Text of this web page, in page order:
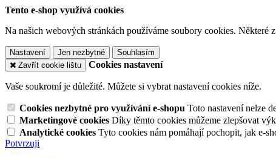
Tento e-shop využívá cookies
Na našich webových stránkách používáme soubory cookies. Některé
Nastavení Jen nezbytné
Souhlasím
Zavřít cookie lištu
Cookies nastavení
Vaše soukromí je důležité. Můžete si vybrat nastavení cookies níže.
Cookies nezbytné pro využívání e-shopu Toto nastavení nelze
Marketingové cookies Díky těmto cookies můžeme zlepšovat
Analytické cookies Tyto cookies nám pomáhají pochopit, jak e-
Potvrzuji